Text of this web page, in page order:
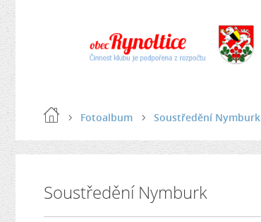
Fotoalbum Soustředění Nymburk
Soustředění Nymburk